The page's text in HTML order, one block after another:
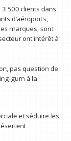
500 clients dans
d’aéroports,
marques, sont
ont intérêt à
pas question de
gum à la
et séduire les